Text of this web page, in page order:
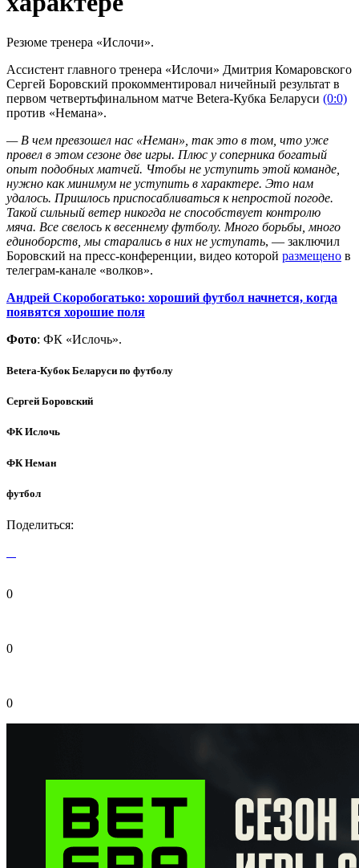
Резюме тренера «Ислочи».
Ассистент главного тренера «Ислочи» Дмитрия Комаровского
Сергей Боровский прокомментировал ничейный результат в
первом четвертьфинальном матче Beterа-Кубка Беларуси (0:0)
против «Немана».
— В чем превзошел нас «Неман», так это в том, что уже
провел в этом сезоне две игры. Плюс у соперника богатый
опыт подобных матчей. Чтобы не уступить этой команде,
нужно как минимум не уступить в характере. Это нам
удалось. Пришлось приспосабливаться к непростой погоде.
Такой сильный ветер никогда не способствует контролю
мяча. Все свелось к весеннему футболу. Много борьбы, много
единоборств, мы старались в них не уступать, — заключил
Боровский на пресс-конференции, видео которой размещено в
телеграм-канале «волков».
Андрей Скоробогатько: хороший футбол начнется, когда
появятся хорошие поля
Фото: ФК «Ислочь».
Betera-Кубок Беларуси по футболу
Сергей Боровский
ФК Ислочь
ФК Неман
футбол
Поделиться:
0
0
0